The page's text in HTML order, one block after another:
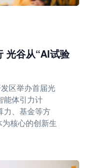
光谷从“AI试验
区举办首届光
能体引力计
力、基金等方
核心的创新生